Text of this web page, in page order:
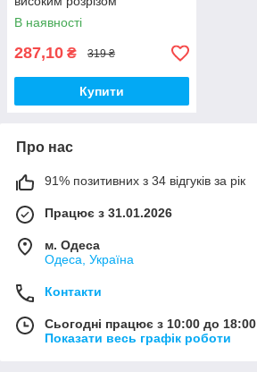
Смарагдовий 46-48
В наявності
287,10 ₴ 319 ₴
Купити
Про нас
91% позитивних з 34 відгуків за рік
Працює з 31.01.2026
м. Одеса
Одеса, Україна
Контакти
Сьогодні працює з 10:00 до 18:00
Показати весь графік роботи